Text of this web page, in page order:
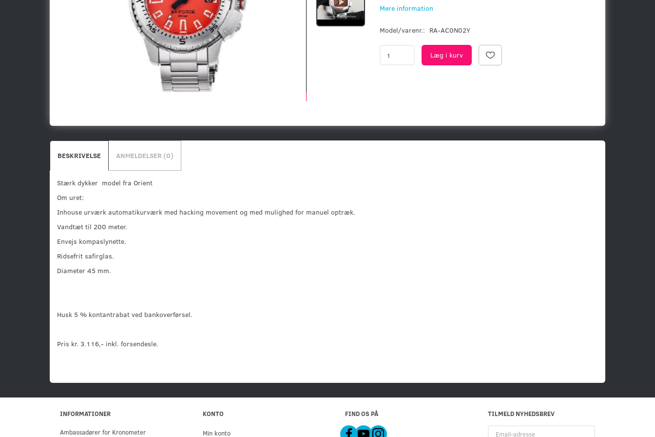
Mere information
Model/varenr.: RA-AC0N02Y
Læg i kurv
BESKRIVELSE ANMELDELSER (0)
Stærk dykker model fra Orient
Om uret:
Inhouse urværk automatikurværk med hacking movement og med mulighed for manuel optræk.
Vandtæt til 200 meter.
Envejs kompaslynette.
Ridsefrit safirglas.
Diameter 45 mm.
Husk 5 % kontantrabat ved bankoverførsel.
Pris kr. 3.116,- inkl. forsendesle.
INFORMATIONER
Ambassadører for Kronometer
KONTO
Min konto
FIND OS PÅ
TILMELD NYHEDSBREV